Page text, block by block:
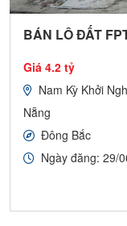
BÁN LÔ ĐẤT
Giá 4.2 tỷ
Nam Kỳ Khởi
Nẵng
Đông Bắc
Ngày đăng: 29/